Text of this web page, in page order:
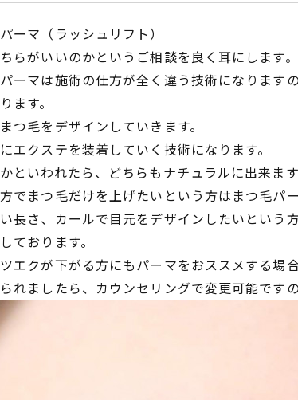
ーマ（ラッシュリフト）
らがいいのかというご相談を良く耳にします。
ーマは施術の仕方が全く違う技術になります
ます。
つ毛をデザインしていきます。
エクステを装着していく技術になります。
といわれたら、どちらもナチュラルに出来ます
でまつ毛だけを上げたいという方はまつ毛パ
長さ、カールで目元をデザインしたいという
ております。
エクが下がる方にもパーマをおススメする場
れましたら、カウンセリングで変更可能です